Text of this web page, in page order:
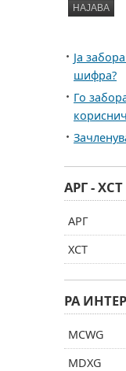
Ја
шифра?
Го
АРГ - ХСТ
АРГ
ХСТ
РА
MCWG
MDXG